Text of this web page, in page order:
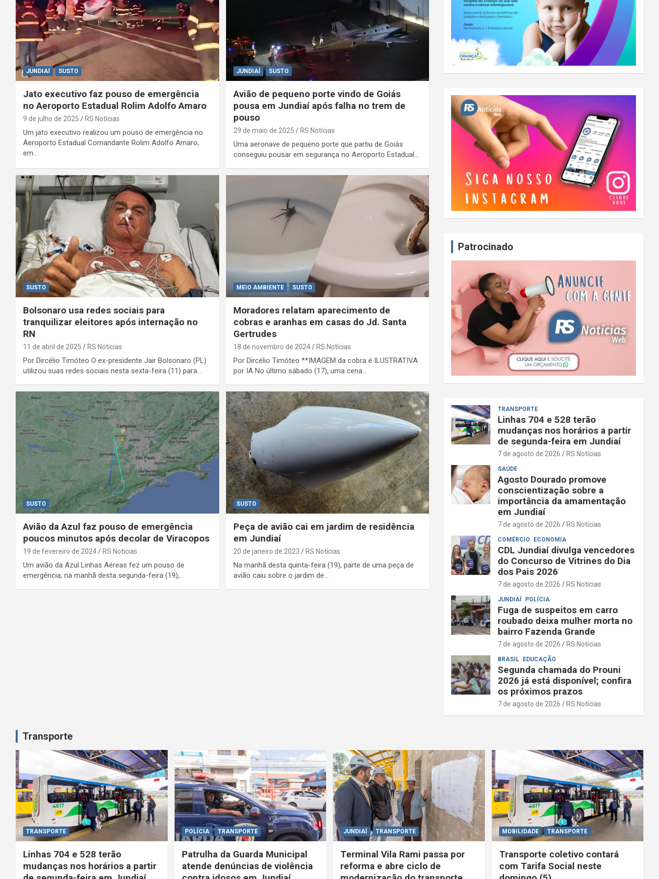
JUNDIAÍ SUSTO
Jato executivo faz pouso de emergência
no Aeroporto Estadual Rolim Adolfo Amaro
9 de julho de 2025 RS Notícias
Um jato executivo realizou um pouso de emergência no
Aeroporto Estadual Comandante Rolim Adolfo Amaro,
em…
JUNDIAÍ SUSTO
Avião de pequeno porte vindo de Goiás
pousa em Jundiaí após falha no trem de
pouso
29 de maio de 2025 RS Notícias
Uma aeronave de pequeno porte que partiu de Goiás
conseguiu pousar em segurança no Aeroporto Estadual…
SUSTO
Bolsonaro usa redes sociais para
tranquilizar eleitores após internação no
RN
11 de abril de 2025 RS Notícias
Por Dircélio Timóteo O ex-presidente Jair Bolsonaro (PL)
utilizou suas redes sociais nesta sexta-feira (11) para…
MEIO AMBIENTE SUSTO
Moradores relatam aparecimento de
cobras e aranhas em casas do Jd. Santa
Gertrudes
18 de novembro de 2024 RS Notícias
Por Dircélio Timóteo **IMAGEM da cobra é ILUSTRATIVA
por IA No último sábado (17), uma cena…
SUSTO
Avião da Azul faz pouso de emergência
poucos minutos após decolar de Viracopos
19 de fevereiro de 2024 RS Notícias
Um avião da Azul Linhas Aéreas fez um pouso de
emergência, na manhã desta segunda-feira (19),…
SUSTO
Peça de avião cai em jardim de residência
em Jundiaí
20 de janeiro de 2023 RS Notícias
Na manhã desta quinta-feira (19), parte de uma peça de
avião caiu sobre o jardim de…
Patrocinado
TRANSPORTE
Linhas 704 e 528 terão
mudanças nos horários a partir
de segunda-feira em Jundiaí
7 de agosto de 2026 RS Notícias
SAÚDE
Agosto Dourado promove
conscientização sobre a
importância da amamentação
em Jundiaí
7 de agosto de 2026 RS Notícias
COMÉRCIO ECONOMIA
CDL Jundiaí divulga vencedores
do Concurso de Vitrines do Dia
dos Pais 2026
7 de agosto de 2026 RS Notícias
JUNDIAÍ POLÍCIA
Fuga de suspeitos em carro
roubado deixa mulher morta no
bairro Fazenda Grande
7 de agosto de 2026 RS Notícias
BRASIL EDUCAÇÃO
Segunda chamada do Prouni
2026 já está disponível; confira
os próximos prazos
7 de agosto de 2026 RS Notícias
Transporte
TRANSPORTE
Linhas 704 e 528 terão
mudanças nos horários a partir
POLÍCIA TRANSPORTE
Patrulha da Guarda Municipal
atende denúncias de violência
JUNDIAÍ TRANSPORTE
Terminal Vila Rami passa por
reforma e abre ciclo de
MOBILIDADE TRANSPORTE
Transporte coletivo contará
com Tarifa Social neste